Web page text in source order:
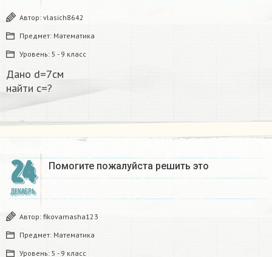
Автор: vlasich8642
Предмет: Математика
Уровень: 5 - 9 класс
Дано d=7см
найти с=?​
24
ДЕКАБРЬ
Помогите пожалуйста решить это
Автор: fikovamasha123
Предмет: Математика
Уровень: 5 - 9 класс